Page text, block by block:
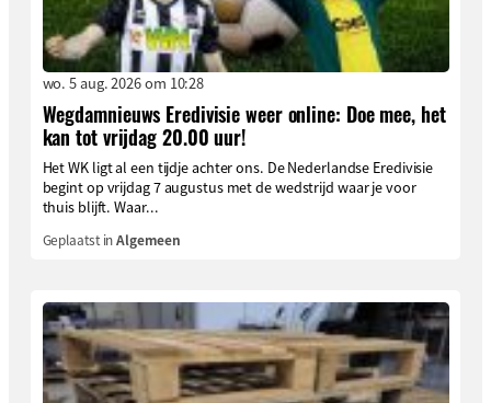
wo. 5 aug. 2026 om 10:28
Wegdamnieuws Eredivisie weer online: Doe mee, het
kan tot vrijdag 20.00 uur!
Het WK ligt al een tijdje achter ons. De Nederlandse Eredivisie
begint op vrijdag 7 augustus met de wedstrijd waar je voor
thuis blijft. Waar...
Geplaatst inAlgemeen